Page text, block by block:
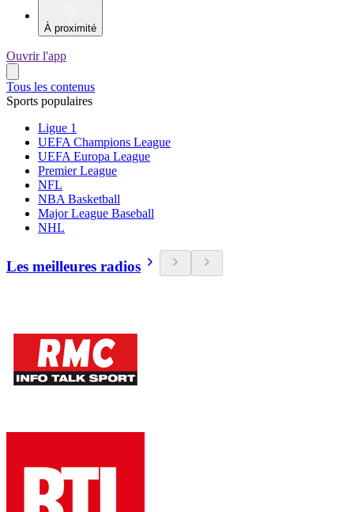
À proximité
Ouvrir l'app
Tous les contenus
Sports populaires
Ligue 1
UEFA Champions League
UEFA Europa League
Premier League
NFL
NBA Basketball
Major League Baseball
NHL
Les meilleures radios